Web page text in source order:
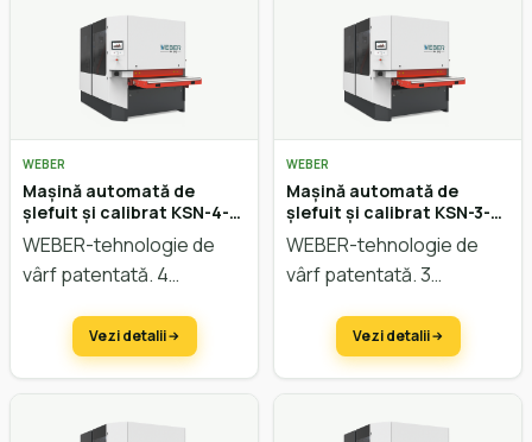
WEBER
Mașină automată de
șlefuit și calibrat KSN-4-
1350 DCMP2
WEBER-tehnologie de
vârf patentată. 4
furnir, lac. Cu tehnologie
CBF/ISA, șlefuire
planetar.
Vezi detalii
WEBER
Mașină automată de
șlefuit și calibrat KSN-3-
1350 DCM
WEBER-tehnologie de
vârf patentată. 3
furnir, lac. Cu tehnologie
CBF/ISA, șlefuire
Vezi detalii